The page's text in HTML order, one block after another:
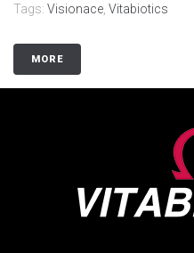
Tags: Visionace Vitabiotics
MORE